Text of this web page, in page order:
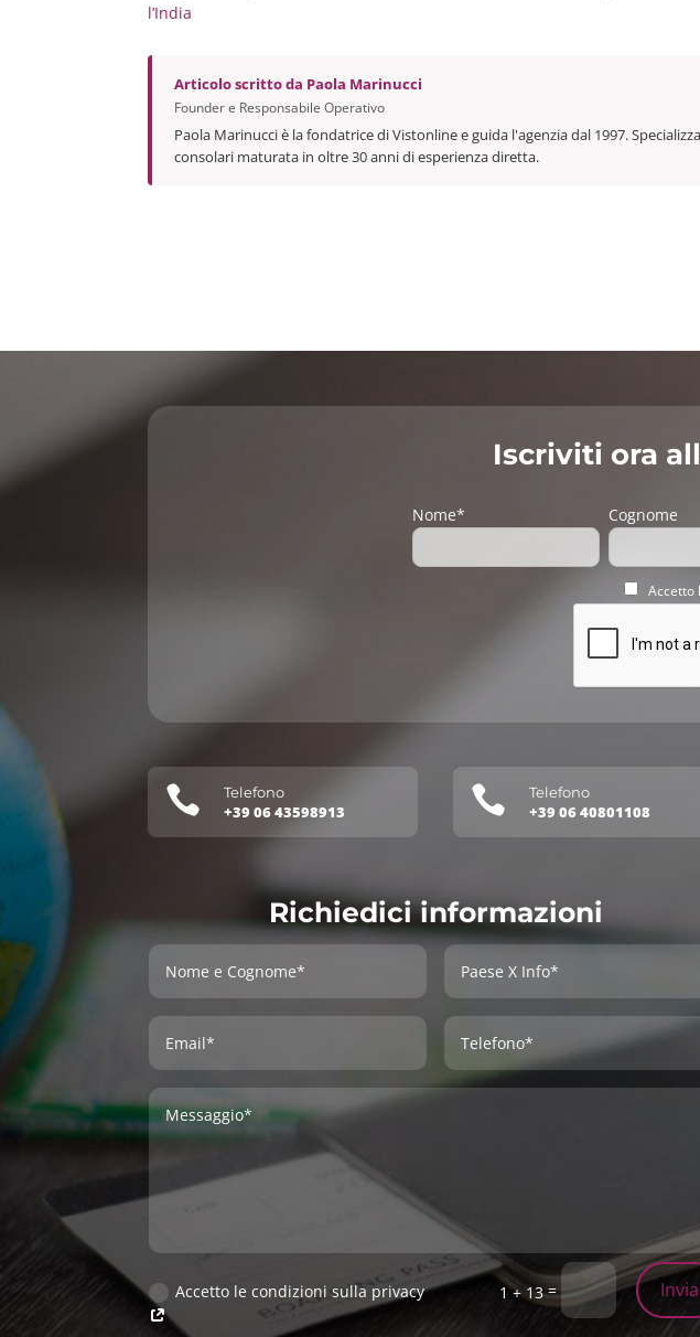
l’India
Articolo scritto da Paola Marinucci
Founder e Responsabile Operativo
Paola Marinucci è la fondatrice di Vistonline e guida l'agenzia dal 1997.
consolari maturata in oltre 30 anni di esperienza diretta.
Iscriviti ora
Nome* Cognome
Accetto
 Telefono
+39 06 43598913  Telefono
+39 06 40801108
Richiedici informazioni
Accetto le condizioni sulla privacy 1 + 13= Invia